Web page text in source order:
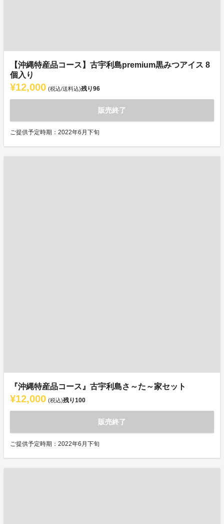
【沖縄特産品コース】古宇利島premium黒みつアイス 8
個入り
¥12,000 (税込/送料込)残り96
販売終了
ご提供予定時期：2022年6月下旬
『沖縄特産品コース』古宇利島さ～た～家セット
¥12,000 (税込)残り100
販売終了
ご提供予定時期：2022年6月下旬